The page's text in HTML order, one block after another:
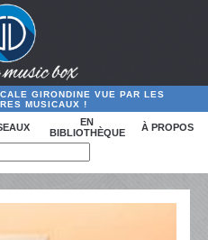
GIRONDINE VUE PAR LES
MUSICAUX !
EN
BIBLIOTHÈQUE
À PROPOS